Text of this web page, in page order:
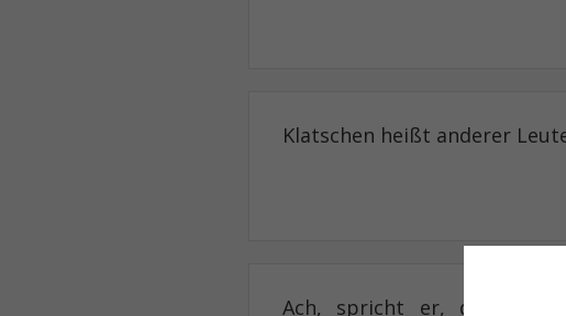
Klatschen heißt anderer
Ach, spricht er, die